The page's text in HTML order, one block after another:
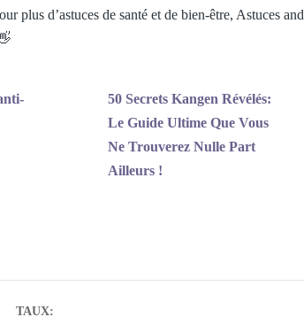
plus d’astuces de santé et de bien-être, Astuces and
50 Secrets Kangen Révélés:
Le Guide Ultime Que Vous
Ne Trouverez Nulle Part
Ailleurs !
TAUX: